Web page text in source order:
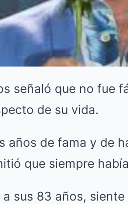
señaló que no fue
de su vida.
años de fama y de
que siempre
sus 83 años,